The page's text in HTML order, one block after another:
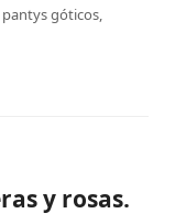
pantys góticos,
y rosas.